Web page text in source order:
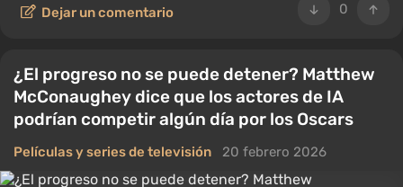
0
Dejar un comentario
¿El progreso no se puede detener? Matthew
McConaughey dice que los actores de IA
podrían competir algún día por los Oscars
Películas y series de televisión 20 febrero 2026